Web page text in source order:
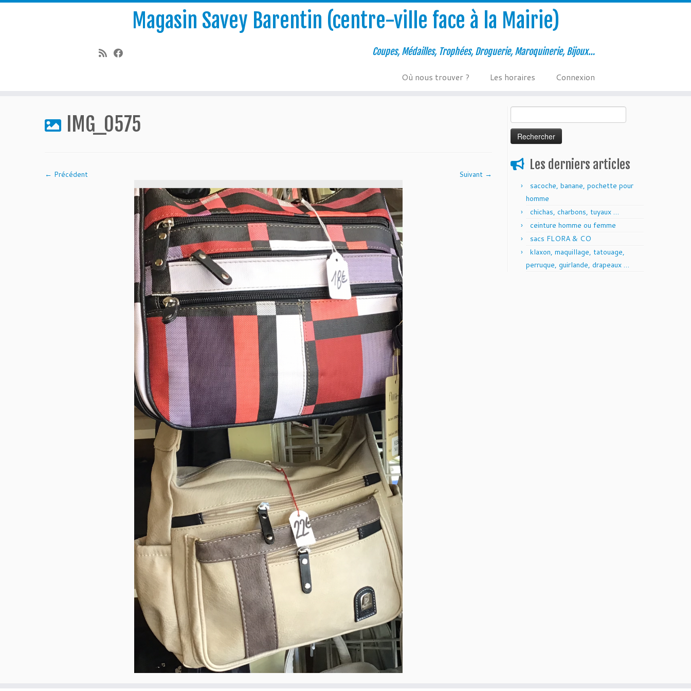
Magasin Savey Barentin (centre-ville face à la Mairie)
Coupes, Médailles, Trophées, Droguerie, Maroquinerie, Bijoux…
Où nous trouver ? Les horaires Connexion
IMG_0575
← Précédent Suivant →
Les derniers articles
sacoche, banane, pochette pour
homme
chichas, charbons, tuyaux …
ceinture homme ou femme
sacs FLORA & CO
klaxon, maquillage, tatouage,
perruque, guirlande, drapeaux …